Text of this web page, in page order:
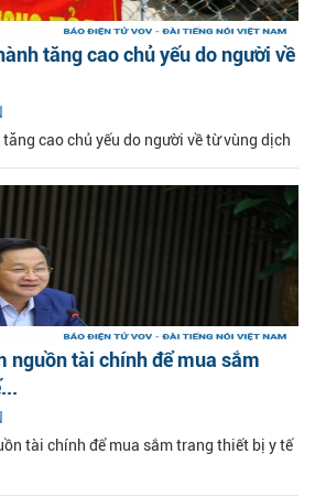
tăng cao chủ yếu do người về
cao chủ yếu do người về từ vùng dịch
nguồn tài chính để mua sắm
tài chính để mua sắm trang thiết bị y tế